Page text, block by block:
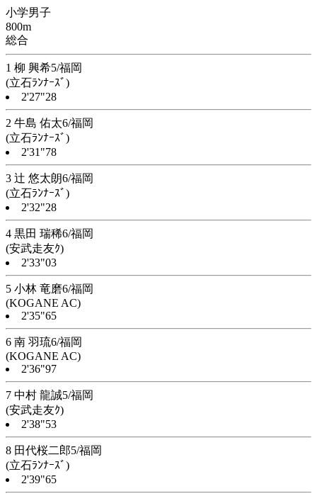
小学男子
800m
総合
1 柳 興希5/福岡
(立石ﾗﾝﾅｰｽﾞ)
2'27"28
2 牛島 佑太6/福岡
(立石ﾗﾝﾅｰｽﾞ)
2'31"78
3 辻 悠太朗6/福岡
(立石ﾗﾝﾅｰｽﾞ)
2'32"28
4 黒田 瑞稀6/福岡
(安武走友ｸ)
2'33"03
5 小林 竜磨6/福岡
(KOGANE AC)
2'35"65
6 南 羽琉6/福岡
(KOGANE AC)
2'36"97
7 中村 龍誠5/福岡
(安武走友ｸ)
2'38"53
8 田代桜二郎5/福岡
(立石ﾗﾝﾅｰｽﾞ)
2'39"65